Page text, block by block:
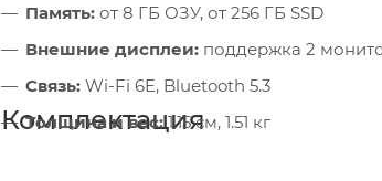
Память: от 8 ГБ ОЗУ, от 256 ГБ SSD
Внешние дисплеи: поддержка 2
Связь: Wi-Fi 6E, Bluetooth 5.3
Толщина и вес:1.15 см, 1.51 кг
Комплектация